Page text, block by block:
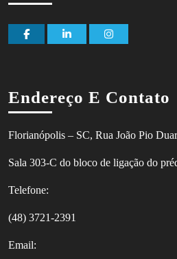
FacebookLinkedin Instagram
Endereço E Contato
Florianópolis – SC, Rua João Pio
Sala 303-C do bloco de ligação do
Telefone:
(48) 3721-2391
Email: